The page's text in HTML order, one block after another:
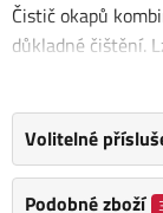
Čistič okapů
důkladné čištění.
funkci.
Tento
Volitelné
Podobné zboží